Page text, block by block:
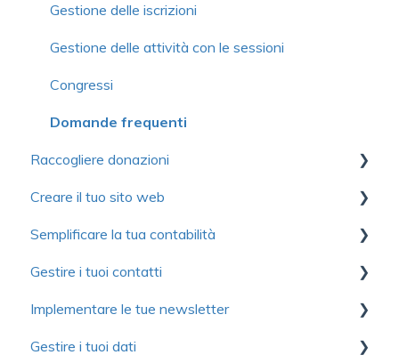
Gestione delle adesioni
Prezzi
Organizzazione o famiglia
Funzioni avanzate
Formazione continua
Domande frequenti
Gestione delle iscrizioni
Gestione delle attività con le sessioni
Congressi
Domande frequenti
Raccogliere donazioni
Primi passi
Gestione delle donazioni
Attestazioni di donazione
Donazioni ricorrenti
Gestione delle campagne
Creare il tuo sito web
Primi passi
Personalizzazione del sito web
Pagine
Moduli
Semplificare la tua contabilità
Primi passi
Gestione dei ricavi
Gestione dei costi
Gestire i tuoi contatti
Gestione dei contatti
Domande frequenti
Implementare le tue newsletter
Introduzione a Yapla Newsletter
Gestire i tuoi dati